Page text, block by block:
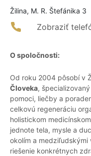
Žilina, M. R. Štefánika 3
Zobraziť
O spoločnosti:
Od roku 2004 pôsobí v
Človeka,
pomoci, liečby a
celkovú regeneráciu
holistickom
jednote tela, mysle a
okolím a medziľudskými
riešenie konkrétnych